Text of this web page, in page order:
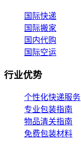
国际快递
国际搬家
国内代购
国际空运
行业优势
个性化快递服务
专业包装指南
物品清关指南
免费包装材料